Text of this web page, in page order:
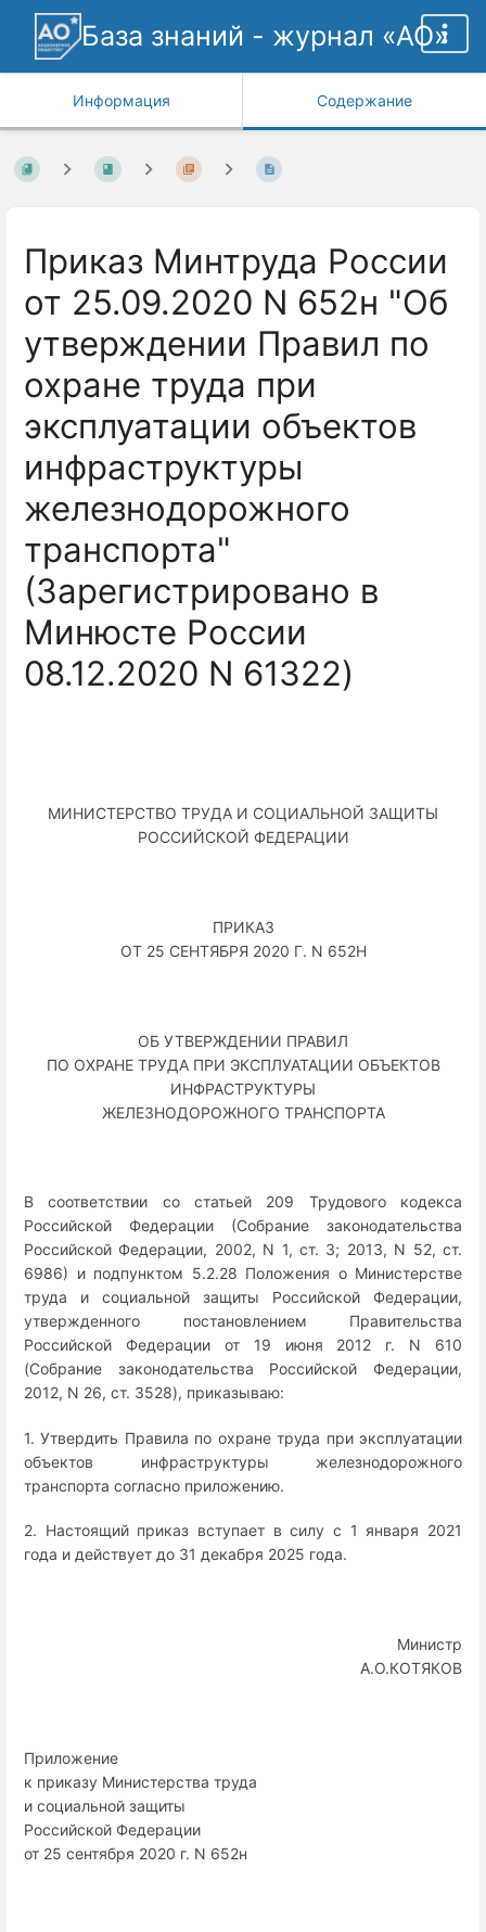
База знаний - журнал «АО»
Информация Содержание
Приказ Минтруда России
от 25.09.2020 N 652н "Об
утверждении Правил по
охране труда при
эксплуатации объектов
инфраструктуры
железнодорожного
транспорта"
(Зарегистрировано в
Минюсте России
08.12.2020 N 61322)
МИНИСТЕРСТВО ТРУДА И СОЦИАЛЬНОЙ ЗАЩИТЫ
РОССИЙСКОЙ ФЕДЕРАЦИИ
ПРИКАЗ
ОТ 25 СЕНТЯБРЯ 2020 Г. N 652Н
ОБ УТВЕРЖДЕНИИ ПРАВИЛ
ПО ОХРАНЕ ТРУДА ПРИ ЭКСПЛУАТАЦИИ ОБЪЕКТОВ
ИНФРАСТРУКТУРЫ
ЖЕЛЕЗНОДОРОЖНОГО ТРАНСПОРТА
В соответствии со статьей 209 Трудового кодекса
Российской Федерации (Собрание законодательства
Российской Федерации, 2002, N 1, ст. 3; 2013, N 52, ст.
6986) и подпунктом 5.2.28 Положения о Министерстве
труда и социальной защиты Российской Федерации,
утвержденного постановлением Правительства
Российской Федерации от 19 июня 2012 г. N 610
(Собрание законодательства Российской Федерации,
2012, N 26, ст. 3528), приказываю:
1. Утвердить Правила по охране труда при эксплуатации
объектов инфраструктуры железнодорожного
транспорта согласно приложению.
2. Настоящий приказ вступает в силу с 1 января 2021
года и действует до 31 декабря 2025 года.
Министр
А.О.КОТЯКОВ
Приложение
к приказу Министерства труда
и социальной защиты
Российской Федерации
от 25 сентября 2020 г. N 652н